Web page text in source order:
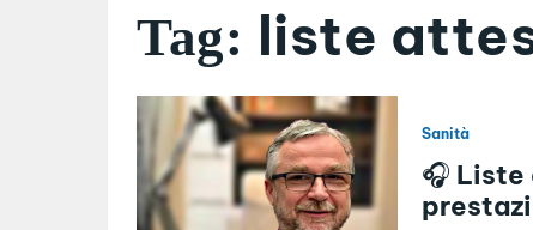
Tag: liste
Sanità
🎧 Liste